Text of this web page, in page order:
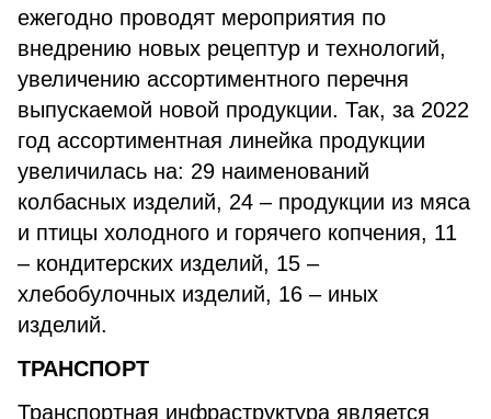
ежегодно проводят мероприятия по
внедрению новых рецептур и технологий,
увеличению ассортиментного перечня
выпускаемой новой продукции. Так, за 2022
год ассортиментная линейка продукции
увеличилась на: 29 наименований
колбасных изделий, 24 – продукции из мяса
и птицы холодного и горячего копчения, 11
– кондитерских изделий, 15 –
хлебобулочных изделий, 16 – иных
изделий.
ТРАНСПОРТ
Транспортная инфраструктура является